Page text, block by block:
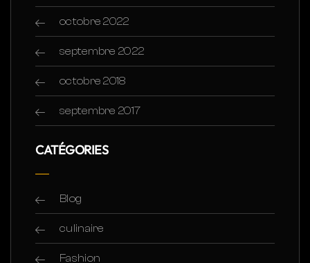
octobre 2022
septembre 2022
octobre 2018
septembre 2017
CATÉGORIES
Blog
culinaire
Fashion